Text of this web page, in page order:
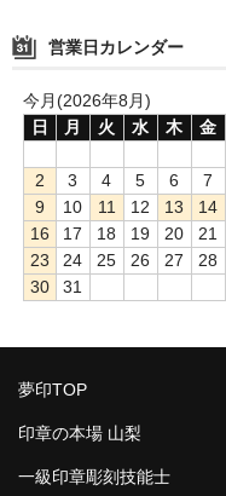
営業日カレンダー
今月(2026年8月)
日
月 火 水 木 金
2
3 4 5 6 7
9
10 11 12 13 14
16
17 18 19 20 21
23
24 25 26 27 28
30
31
夢印TOP
印章の本場 山梨
一級印章彫刻技能士